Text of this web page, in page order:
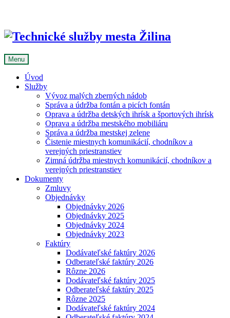
Menu
Úvod
Služby
Vývoz malých zberných nádob
Správa a údržba fontán a picích fontán
Oprava a údržba detských ihrísk a športových ihrísk
Oprava a údržba mestského mobiliáru
Správa a údržba mestskej zelene
Čistenie miestnych komunikácií, chodníkov a
verejných priestranstiev
Zimná údržba miestnych komunikácií, chodníkov a
verejných priestranstiev
Dokumenty
Zmluvy
Objednávky
Objednávky 2026
Objednávky 2025
Objednávky 2024
Objednávky 2023
Faktúry
Dodávateľské faktúry 2026
Odberateľské faktúry 2026
Rôzne 2026
Dodávateľské faktúry 2025
Odberateľské faktúry 2025
Rôzne 2025
Dodávateľské faktúry 2024